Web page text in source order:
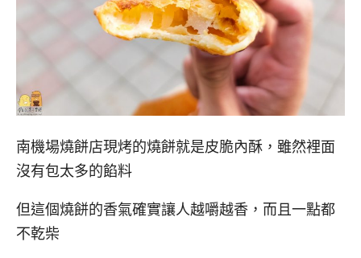
南機場燒餅店現烤的燒餅就是皮脆內酥，雖然裡面
沒有包太多的餡料
但這個燒餅的香氣確實讓人越嚼越香，而且一點都
不乾柴